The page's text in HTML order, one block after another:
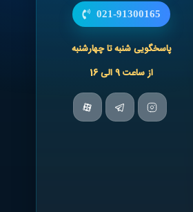
021-91300165
پاسخگویی شنبه تا چهارشنبه
از ساعت 9 الی 16